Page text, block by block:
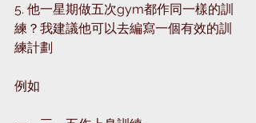
5. 他一星期做五次gym都作同一樣的訓
練？我建議他可以去編寫一個有效的訓
練計劃
例如